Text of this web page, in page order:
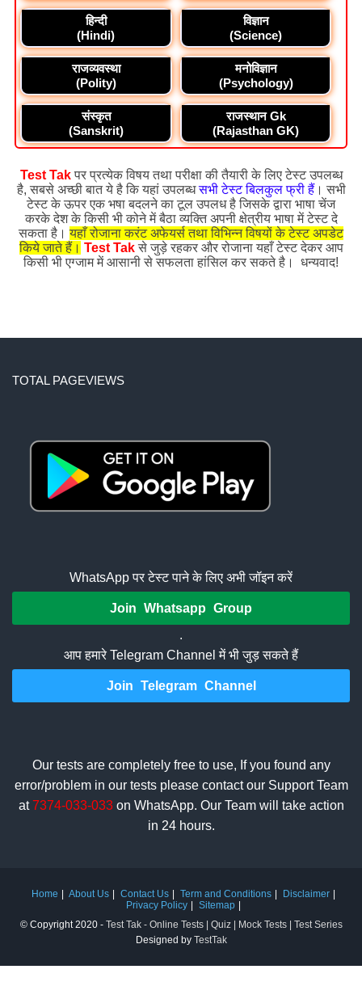
हिन्दी
(Hindi)
विज्ञान
(Science)
राजव्यवस्था
(Polity)
मनोविज्ञान
(Psychology)
संस्कृत
(Sanskrit)
राजस्थान Gk
(Rajasthan GK)
Test Takपर प्रत्येक विषय तथा परीक्षा की तैयारी के लिए टेस्ट उपलब्ध
है, सबसे अच्छी बात ये है कि यहां उपलब्धसभी टेस्ट बिलकुल फ्री हैं। सभी
टेस्ट के ऊपर एक भषा बदलने का टूल उपलध है जिसके द्वारा भाषा चेंज
करके देश के किसी भी कोने में बैठा व्यक्ति अपनी क्षेत्रीय भाषा में टेस्ट दे
सकता है।यहाँ रोजाना करंट अफेयर्स तथा विभिन्न विषयों के टेस्ट अपडेट
किये जाते हैं। Test Takसे जुड़े रहकर और रोजाना यहाँ टेस्ट देकर आप
किसी भी एग्जाम में आसानी से सफलता हांसिल कर सकते है। धन्यवाद!
TOTAL PAGEVIEWS
WhatsApp पर टेस्ट पाने के लिए अभी जॉइन करें
Join Whatsapp Group
.
आप हमारे Telegram Channel में भी जुड़ सकते हैं
Join Telegram Channel
Our tests are completely free to use, If you found any
error/problem in our tests please contact our Support Team
at7374-033-033on WhatsApp. Our Team will take action
in 24 hours.
Home About Us Contact Us Term and Conditions
Disclaimer
Privacy Policy
Sitemap
© Copyright 2020 - Test Tak - Online Tests | Quiz | Mock Tests | Test Series
Designed by TestTak